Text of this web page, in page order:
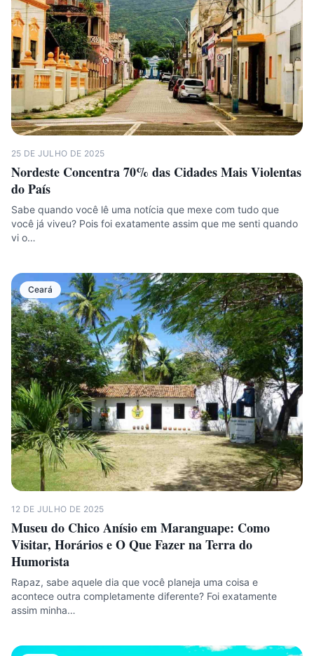
25 DE JULHO DE 2025
Nordeste Concentra 70% das Cidades Mais Violentas
do País
Sabe quando você lê uma notícia que mexe com tudo que
você já viveu? Pois foi exatamente assim que me senti quando
vi o…
Ceará
12 DE JULHO DE 2025
Museu do Chico Anísio em Maranguape: Como
Visitar, Horários e O Que Fazer na Terra do
Humorista
Rapaz, sabe aquele dia que você planeja uma coisa e
acontece outra completamente diferente? Foi exatamente
assim minha…